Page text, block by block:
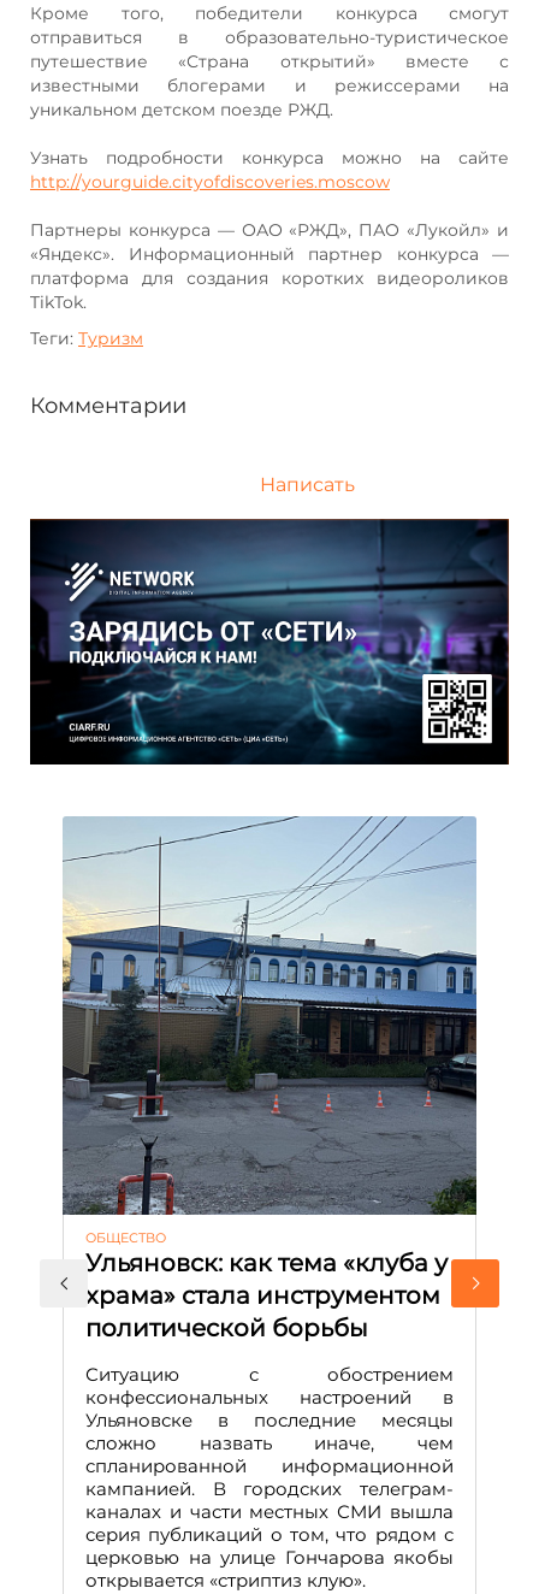
Кроме того, победители конкурса смогут
отправиться в образовательно-туристическое
путешествие «Страна открытий» вместе с
известными блогерами и режиссерами на
уникальном детском поезде РЖД.
Узнать подробности конкурса можно на сайте
http://yourguide.cityofdiscoveries.moscow
Партнеры конкурса — ОАО «РЖД», ПАО «Лукойл» и
«Яндекс». Информационный партнер конкурса —
платформа для создания коротких видеороликов
TikTok.
Теги: Туризм
Комментарии
Написать
ОБЩЕСТВО
Ульяновск: как тема «клуба у
храма» стала инструментом
политической борьбы
Ситуацию с обострением
конфессиональных настроений в
Ульяновске в последние месяцы
сложно назвать иначе, чем
спланированной информационной
кампанией. В городских телеграм-
каналах и части местных СМИ вышла
серия публикаций о том, что рядом с
церковью на улице Гончарова якобы
открывается «стриптиз клую».